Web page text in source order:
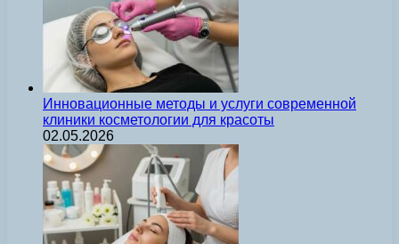
Инновационные методы и услуги современной
клиники косметологии для красоты
02.05.2026